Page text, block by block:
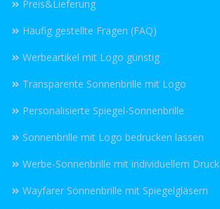
Preis&Lieferung
Häufig gestellte Fragen (FAQ)
Werbeartikel mit Logo günstig
Transparente Sonnenbrille mit Logo
Personalisierte Spiegel-Sonnenbrille
Sonnenbrille mit Logo bedrucken lassen
Werbe-Sonnenbrille mit individuellem Druck
Wayfarer Sonnenbrille mit Spiegelgläsern